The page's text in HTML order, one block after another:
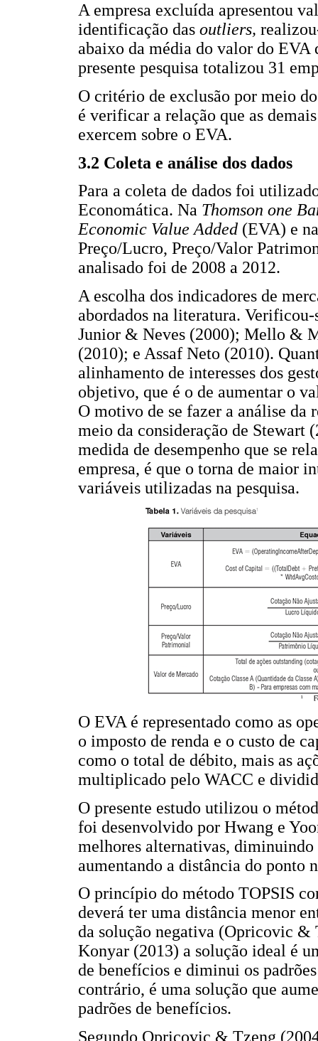
A empresa excluída apresentou
identificação das outliers,
abaixo da média do valor do EVA
presente pesquisa totalizou 31
O critério de exclusão por meio
é verificar a relação que as
exercem sobre o EVA.
3.2 Coleta e análise dos dados
Para a coleta de dados foi
Economática. Na Thomson one
Economic Value Added (EVA) e
Preço/Lucro, Preço/Valor
analisado foi de 2008 a 2012.
A escolha dos indicadores de
abordados na literatura.
Junior & Neves (2000); Mello &
(2010); e Assaf Neto (2010).
alinhamento de interesses dos
objetivo, que é o de aumentar o
O motivo de se fazer a análise da
meio da consideração de Stewart
medida de desempenho que se
empresa, é que o torna de maior
variáveis utilizadas na pesquisa.
O EVA é representado como as
o imposto de renda e o custo de
como o total de débito, mais as
multiplicado pelo WACC e
O presente estudo utilizou o
foi desenvolvido por Hwang e
melhores alternativas,
aumentando a distância do ponto
O princípio do método TOPSIS
deverá ter uma distância menor
da solução negativa (Opricovic
Konyar (2013) a solução ideal é
de benefícios e diminui os
contrário, é uma solução que
padrões de benefícios.
Segundo Opricovic & Tzeng